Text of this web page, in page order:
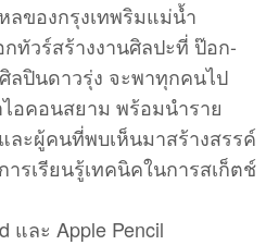
ของกรุงเทพริมแม่น้ำ
ทัวร์สร้างงานศิลปะที่ ป๊อก-
ลปินดาวรุ่ง จะพาทุกคนไป
อคอนสยาม พร้อมนำราย
ะผู้คนที่พบเห็นมาสร้างสรรค์
รเรียนรู้เทคนิคในการสเก็ตช์
และ Apple Pencil